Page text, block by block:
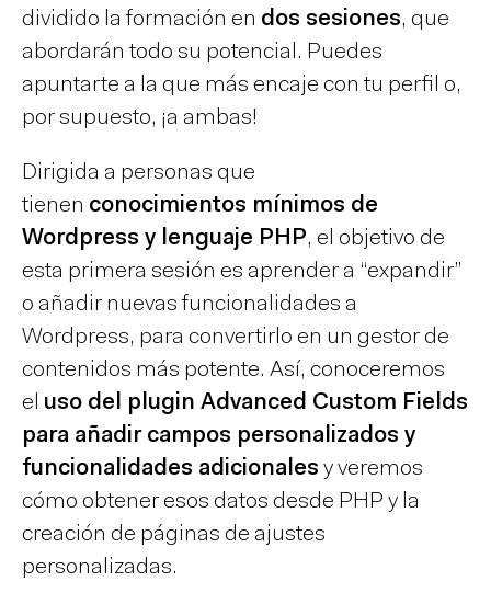
dividido la formación en dos sesiones, que
abordarán todo su potencial. Puedes
apuntarte a la que más encaje con tu perfil o,
por supuesto, ¡a ambas!
Dirigida a personas que
tienen conocimientos mínimos de
Wordpress y lenguaje PHP, el objetivo de
esta primera sesión es aprender a “expandir”
o añadir nuevas funcionalidades a
Wordpress, para convertirlo en un gestor de
contenidos más potente. Así, conoceremos
el uso del plugin Advanced Custom Fields
para añadir campos personalizados y
funcionalidades adicionales y veremos
cómo obtener esos datos desde PHP y la
creación de páginas de ajustes
personalizadas.